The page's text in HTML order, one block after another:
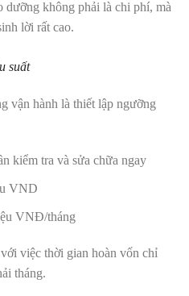
dưỡng không phải là chi phí, mà
lời rất cao.
suất
vận hành là thiết lập ngưỡng
kiểm tra và sửa chữa ngay
VND
VNĐ/tháng
việc thời gian hoàn vốn chỉ
tháng.